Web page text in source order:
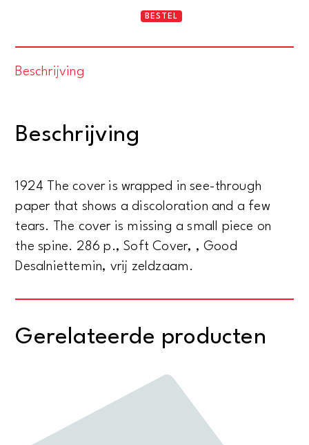
LaBESTEL
Beschrijving
Beschrijving
1924 The cover is wrapped in see-through
paper that shows a discoloration and a few
tears. The cover is missing a small piece on
the spine. 286 p., Soft Cover, , Good
Desalniettemin, vrij zeldzaam.
Gerelateerde producten